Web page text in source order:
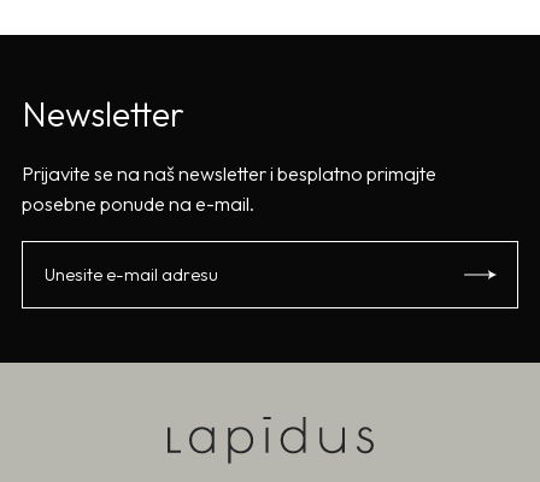
Newsletter
Prijavite se na naš newsletter i besplatno primajte
posebne ponude na e-mail.